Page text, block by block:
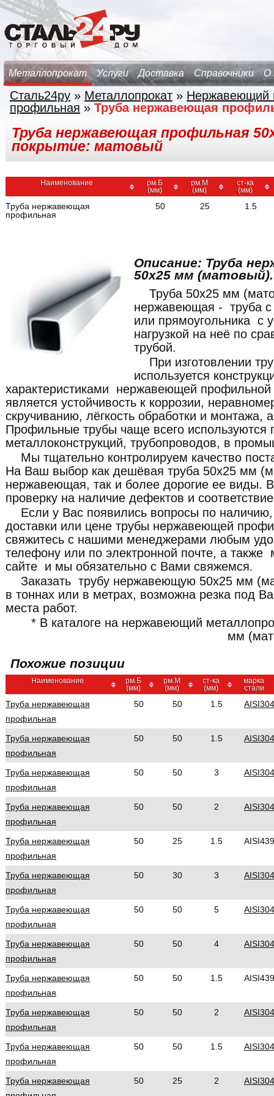
Металлопрокат Услуги Доставка Справочники О
Сталь24ру » Металлопрокат » Нержавеющий
профильная » Труба нержавеющая
Труба нержавеющая профильная
покрытие: матовый
Наименование
рм.Б
(мм)
рм.М
(мм)
ст-ка
(мм)
Труба нержавеющая
профильная
50 25 1.5
Описание: Труба
50x25 мм (матовый).
Труба 50x25 мм
нержавеющая - труба
или прямоугольника с
нагрузкой на неё по
трубой.
При изготовлении
используется
характеристиками нержавеющей
является устойчивость к коррозии,
скручиванию, лёгкость обработки и монтажа,
Профильные трубы чаще всего используются
металлоконструкций, трубопроводов, в
Мы тщательно контролируем качество
На Ваш выбор как дешёвая труба 50x25 мм
нержавеющая, так и более дорогие ее виды.
проверку на наличие дефектов и
Если у Вас появились вопросы по наличию,
доставки или цене трубы нержавеющей
свяжитесь с нашими менеджерами любым
телефону или по электронной почте, а также
сайте и мы обязательно с Вами свяжемся.
Заказать трубу нержавеющую 50x25 мм
в тоннах или в метрах, возможна резка под
места работ.
* В каталоге на нержавеющий
мм
Похожие позиции
Наименование
рм.Б
(мм)
рм.М
(мм)
ст-ка
(мм)
марка
стали
Труба нержавеющая
профильная
50 50 1.5 AISI304
Труба нержавеющая
профильная
50 50 1.5 AISI304
Труба нержавеющая
профильная
50 50 3 AISI304
Труба нержавеющая
профильная
50 50 2 AISI304
Труба нержавеющая
профильная
50 25 1.5 AISI439
Труба нержавеющая
профильная
50 30 3 AISI304
Труба нержавеющая
профильная
50 50 5 AISI304
Труба нержавеющая
профильная
50 50 4 AISI304
Труба нержавеющая
профильная
50 50 1.5 AISI439
Труба нержавеющая
профильная
50 50 2 AISI304
Труба нержавеющая
профильная
50 50 1.5 AISI304
Труба нержавеющая
50 25 2 AISI304